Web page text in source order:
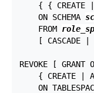
{ { CREATE
    ON SCHEMA
    FROM
[ CASCADE |
REVOKE [ GRANT
{ CREATE |
ON